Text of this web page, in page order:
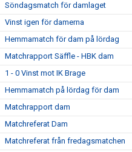
Söndagsmatch för damlaget
Vinst igen för damerna
Hemmamatch för dam på lördag
Matchrapport Säffle - HBK dam
1 - 0 Vinst mot IK Brage
Hemmamatch på lördag för dam
Matchrapport dam
Matchreferat Dam
Matchreferat från fredagsmatchen